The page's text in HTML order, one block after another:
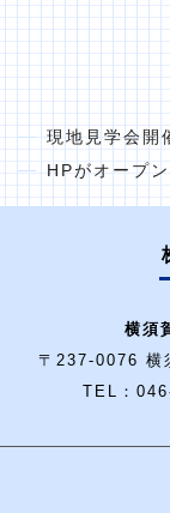
現地見学会開
HPがオープン
横須
〒237-0076 横
TEL：